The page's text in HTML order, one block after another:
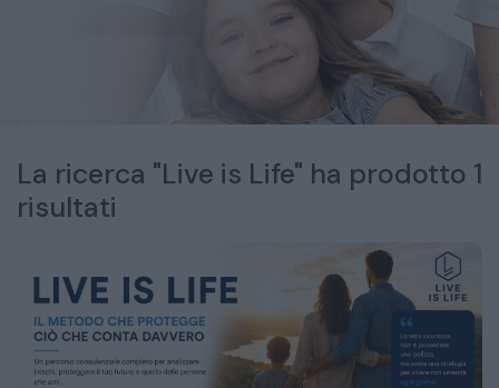
La ricerca "Live is Life" ha prodotto 1
risultati